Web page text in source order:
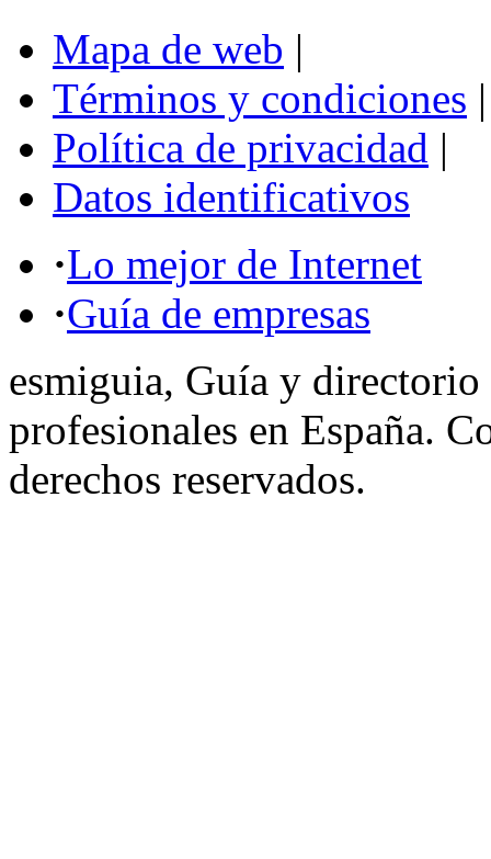
Mapa de web |
Términos y condiciones |
Política de privacidad |
Datos identificativos
·Lo mejor de Internet
·Guía de empresas
esmiguia, Guía y directorio
profesionales en España.
derechos reservados.